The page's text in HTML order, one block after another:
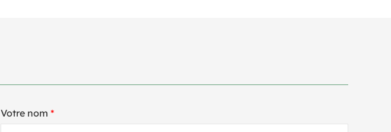
Votre nom *